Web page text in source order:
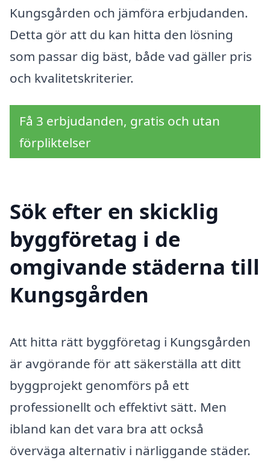
Kungsgården och jämföra erbjudanden.
Detta gör att du kan hitta den lösning
som passar dig bäst, både vad gäller pris
och kvalitetskriterier.
Få 3 erbjudanden, gratis och utan
förpliktelser
Sök efter en skicklig
byggföretag i de
omgivande städerna till
Kungsgården
Att hitta rätt byggföretag i Kungsgården
är avgörande för att säkerställa att ditt
byggprojekt genomförs på ett
professionellt och effektivt sätt. Men
ibland kan det vara bra att också
överväga alternativ i närliggande städer.